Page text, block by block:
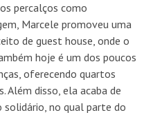
percalços como
Marcele promoveu uma
de guest house, onde o
hoje é um dos poucos
oferecendo quartos
Além disso, ela acaba de
no qual parte do